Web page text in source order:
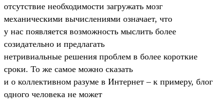
отсутствие необходимости загружать мозг
механическими вычислениями означает, что
у нас появляется возможность мыслить более
созидательно и предлагать
нетривиальные решения проблем в более короткие
сроки. То же самое можно сказать
и о коллективном разуме в Интернет – к примеру, блог
одного человека не может